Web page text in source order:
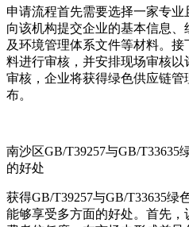
申请流程首先需要选择一家专
向该机构提交企业的基本信息
及环境管理体系文件等材料。
料进行审核，并安排现场审核
审核，企业将获得绿色供应链
布。
南沙区GB/T39257与GB/
的好处
获得GB/T39257与GB/T33635绿
能够享受多方面的好处。首先